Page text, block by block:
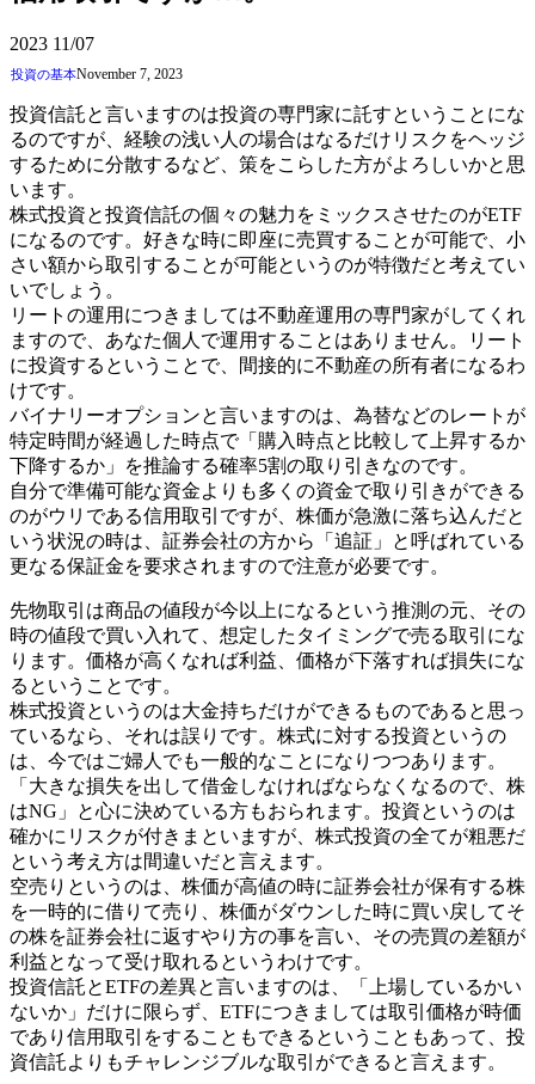
2023 11/07
投資の基本November 7, 2023
投資信託と言いますのは投資の専門家に託すということにな
るのですが、経験の浅い人の場合はなるだけリスクをヘッジ
するために分散するなど、策をこらした方がよろしいかと思
います。
株式投資と投資信託の個々の魅力をミックスさせたのがETF
になるのです。好きな時に即座に売買することが可能で、小
さい額から取引することが可能というのが特徴だと考えてい
いでしょう。
リートの運用につきましては不動産運用の専門家がしてくれ
ますので、あなた個人で運用することはありません。リート
に投資するということで、間接的に不動産の所有者になるわ
けです。
バイナリーオプションと言いますのは、為替などのレートが
特定時間が経過した時点で「購入時点と比較して上昇するか
下降するか」を推論する確率5割の取り引きなのです。
自分で準備可能な資金よりも多くの資金で取り引きができる
のがウリである信用取引ですが、株価が急激に落ち込んだと
いう状況の時は、証券会社の方から「追証」と呼ばれている
更なる保証金を要求されますので注意が必要です。
先物取引は商品の値段が今以上になるという推測の元、その
時の値段で買い入れて、想定したタイミングで売る取引にな
ります。価格が高くなれば利益、価格が下落すれば損失にな
るということです。
株式投資というのは大金持ちだけができるものであると思っ
ているなら、それは誤りです。株式に対する投資というの
は、今ではご婦人でも一般的なことになりつつあります。
「大きな損失を出して借金しなければならなくなるので、株
はNG」と心に決めている方もおられます。投資というのは
確かにリスクが付きまといますが、株式投資の全てが粗悪だ
という考え方は間違いだと言えます。
空売りというのは、株価が高値の時に証券会社が保有する株
を一時的に借りて売り、株価がダウンした時に買い戻してそ
の株を証券会社に返すやり方の事を言い、その売買の差額が
利益となって受け取れるというわけです。
投資信託とETFの差異と言いますのは、「上場しているかい
ないか」だけに限らず、ETFにつきましては取引価格が時価
であり信用取引をすることもできるということもあって、投
資信託よりもチャレンジブルな取引ができると言えます。